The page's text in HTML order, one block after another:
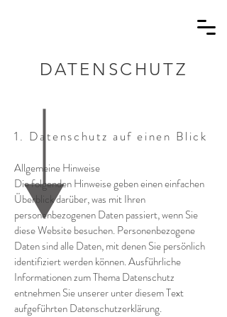
DATENSCHUTZ
1. Datenschutz auf einen Blick
Allgemeine Hinweise
Die folgenden Hinweise geben einen einfachen
Überblick darüber, was mit Ihren
personenbezogenen Daten passiert, wenn Sie
diese Website besuchen. Personenbezogene
Daten sind alle Daten, mit denen Sie persönlich
identifiziert werden können. Ausführliche
Informationen zum Thema Datenschutz
entnehmen Sie unserer unter diesem Text
aufgeführten Datenschutzerklärung.